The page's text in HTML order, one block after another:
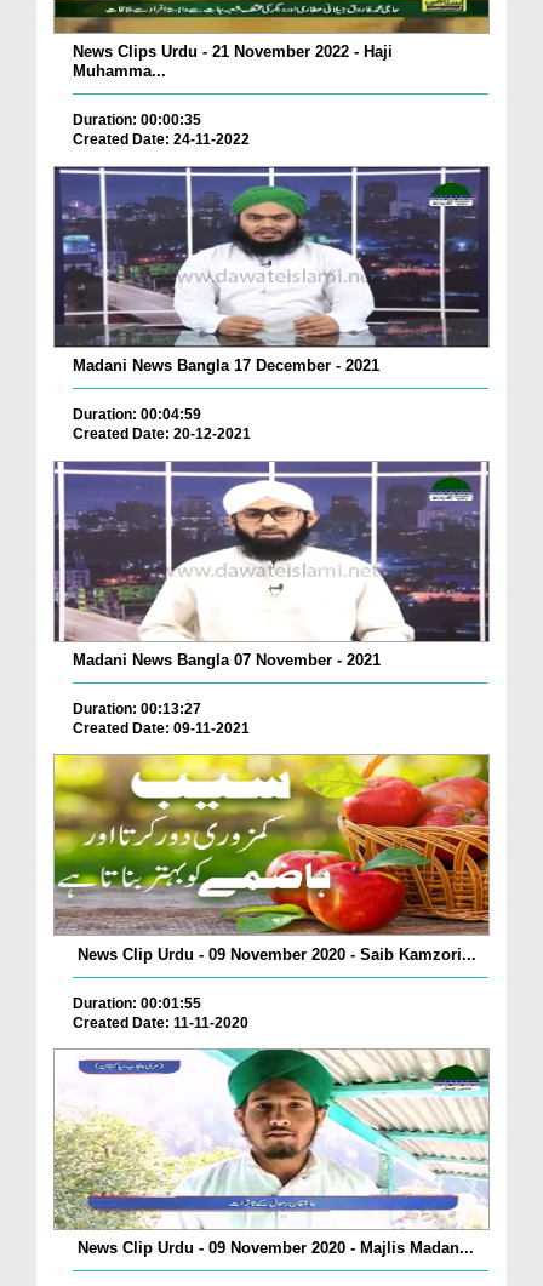
News Clips Urdu - 21 November 2022 - Haji
Muhamma...
Duration: 00:00:35
Created Date: 24-11-2022
Madani News Bangla 17 December - 2021
Duration: 00:04:59
Created Date: 20-12-2021
Madani News Bangla 07 November - 2021
Duration: 00:13:27
Created Date: 09-11-2021
News Clip Urdu - 09 November 2020 - Saib Kamzori...
Duration: 00:01:55
Created Date: 11-11-2020
News Clip Urdu - 09 November 2020 - Majlis Madan...